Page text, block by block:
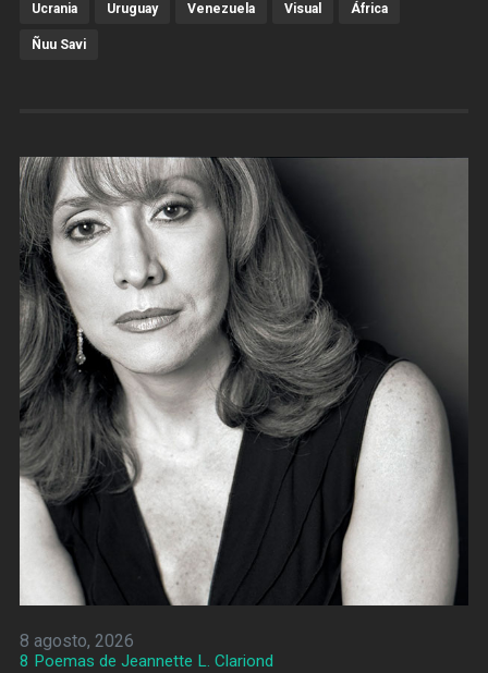
Ucrania Uruguay Venezuela Visual África
Ñuu Savi
8 agosto, 2026
8 Poemas de Jeannette L. Clariond